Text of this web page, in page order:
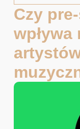
Czy
wpływa